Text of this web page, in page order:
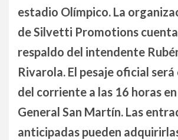
estadio Olímpico. La
de Silvetti Promotions
respaldo del intendente
Rivarola. El pesaje oficial será
del corriente a las 16 horas
General San Martín. Las
anticipadas pueden